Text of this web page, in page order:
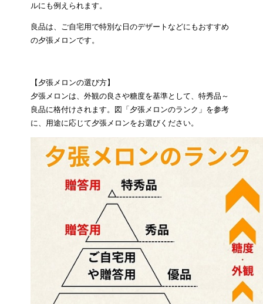
ルにも例えられます。
良品は、ご自宅用で特別な日のデザートなどにもおすすめ
の夕張メロンです。
【夕張メロンの選び方】
夕張メロンは、外観の良さや糖度を基準として、特秀品～
良品に格付けされます。図「夕張メロンのランク」を参考
に、用途に応じて夕張メロンをお選びください。